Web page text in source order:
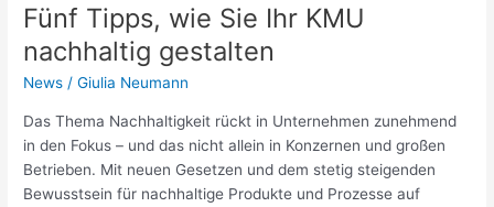
Fünf Tipps, wie Sie Ihr KMU
nachhaltig gestalten
News /Giulia Neumann
Das Thema Nachhaltigkeit rückt in Unternehmen zunehmend
in den Fokus – und das nicht allein in Konzernen und großen
Betrieben. Mit neuen Gesetzen und dem stetig steigenden
Bewusstsein für nachhaltige Produkte und Prozesse auf